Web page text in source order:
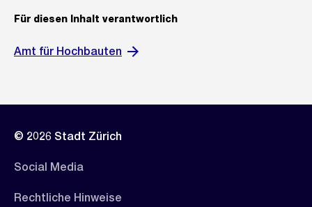
Für diesen Inhalt verantwortlich
Amt für Hochbauten
© 2026 Stadt Zürich
Social Media
Rechtliche Hinweise